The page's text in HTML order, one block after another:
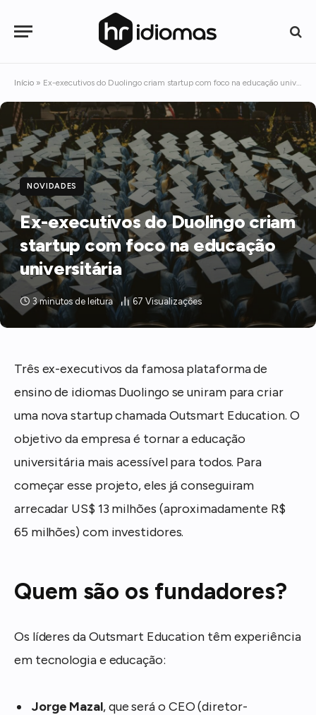
Início » Ex-executivos do Duolingo criam startup com foco na educação universitária
NOVIDADES
Ex-executivos do Duolingo criam
startup com foco na educação
universitária
3 minutos de leitura 67 Visualizações
Três ex-executivos da famosa plataforma de
ensino de idiomas Duolingo se uniram para criar
uma nova startup chamada Outsmart Education. O
objetivo da empresa é tornar a educação
universitária mais acessível para todos. Para
começar esse projeto, eles já conseguiram
arrecadar US$ 13 milhões (aproximadamente R$
65 milhões) com investidores.
Quem são os fundadores?
Os líderes da Outsmart Education têm experiência
em tecnologia e educação:
Jorge Mazal, que será o CEO (diretor-